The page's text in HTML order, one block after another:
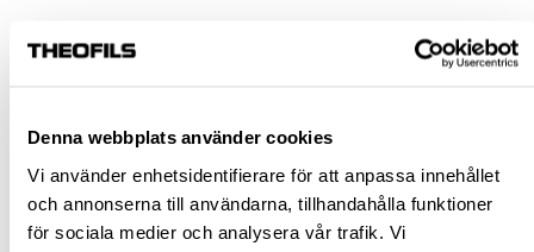
Denna webbplats använder cookies
Vi använder enhetsidentifierare för att anpassa innehållet
och annonserna till användarna, tillhandahålla funktioner
för sociala medier och analysera vår trafik. Vi
st
Jönköping huvudlager Beställningsvara
Jönköping butik Slut i lager